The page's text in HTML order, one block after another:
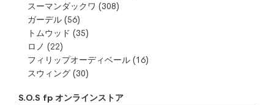
スーマンダックワ (308)
ガーデル (56)
トムウッド (35)
ロノ (22)
フィリップオーディベール (16)
スウィング (30)
S.O.S fp オンラインストア